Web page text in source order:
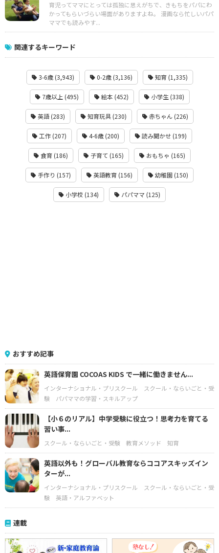
育児ってママにとっては孤独に思えがちで、きもちをパパにわ
かってもらいづらい場面がありますよね。 漫画なら忙しいパパ
ママでも読みやす...
関連するキーワード
3-6歳 (3,943) 0-2歳 (3,136) 知育 (1,335)
7歳以上 (495) 絵本 (452) 小学生 (338)
英語 (283) 知育玩具 (230) 赤ちゃん (226)
工作 (207) 4-6歳 (200) 読み聞かせ (199)
食育 (186) 子育て (165) おもちゃ (165)
手作り (157) 英語教育 (156) 幼稚園 (150)
小学校 (134) パパママ (125)
おすすめ記事
英語保育園 COCOAS KIDS で一緒に働きません...
インターナショナル・プリスクール
スクール・ならいごと・受
験
パパママの学習・スキルアップ
【小６のリアル】中学受験に役立つ！思考力を育てる
習い事...
スクール・ならいごと・受験 教育メソッド 知育
英語以外も！グローバル教育ならココアスキッズイン
ターが...
インターナショナル・プリスクール
スクール・ならいごと・受
験
英語・アルファベット
連載